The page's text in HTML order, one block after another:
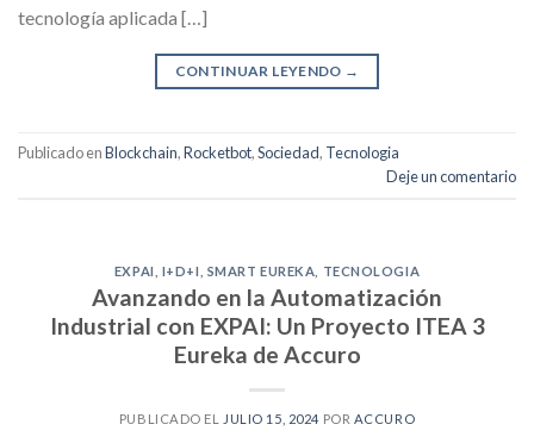
tecnología aplicada […]
CONTINUAR LEYENDO →
Publicado enBlockchain,Rocketbot,Sociedad, Tecnologia
Deje un comentario
EXPAI I+D+I SMART EUREKA TECNOLOGIA
Avanzando en la Automatización
Industrial con EXPAI: Un Proyecto ITEA 3
Eureka de Accuro
PUBLICADO EL JULIO 15, 2024 POR ACCURO